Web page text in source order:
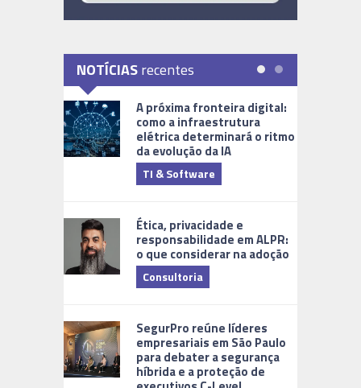
NOTÍCIASrecentes
A próxima fronteira digital:
como a infraestrutura
elétrica determinará o ritmo
da evolução da IA
TI & Software
Ética, privacidade e
responsabilidade em ALPR:
o que considerar na adoção
Consultoria
SegurPro reúne líderes
empresariais em São Paulo
para debater a segurança
híbrida e a proteção de